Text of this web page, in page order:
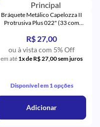
Bráquete Metálico Capelozza II
Protrusiva Plus 022" (33 com
R$ 27,00
ou à vista com 5% Off
em até 1x de R$ 27,00 sem juros
Disponível em 1 opções
Adicionar